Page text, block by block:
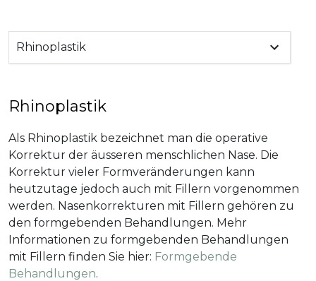
Rhinoplastik
Rhinoplastik
Als Rhinoplastik bezeichnet man die operative
Korrektur der äusseren menschlichen Nase. Die
Korrektur vieler Formveränderungen kann
heutzutage jedoch auch mit Fillern vorgenommen
werden. Nasenkorrekturen mit Fillern gehören zu
den formgebenden Behandlungen. Mehr
Informationen zu formgebenden Behandlungen
mit Fillern finden Sie hier: Formgebende
Behandlungen.